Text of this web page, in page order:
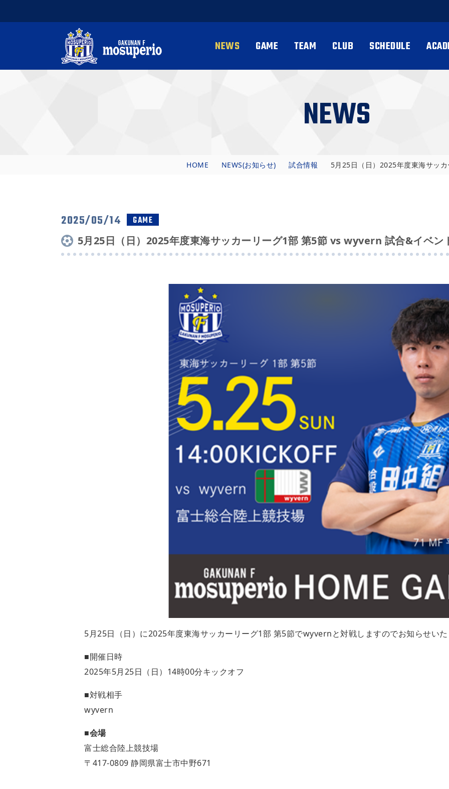
NEWS GAME TEAM CLUB SCHEDULE
NEWS
HOME NEWS(お知らせ) 試合情報 5月25日（日）2025年度東海サッ
2025/05/14 GAME
5月25日（日）2025年度東海サッカーリーグ1部 第5節 vs wyvern 試合&イベン
5月25日（日）に2025年度東海サッカーリーグ1部 第5節でwyvernと対戦しますのでお知らせい
■開催日時
2025年5月25日（日）14時00分キックオフ
■対戦相手
wyvern
■会場
富士総合陸上競技場
〒417-0809 静岡県富士市中野671